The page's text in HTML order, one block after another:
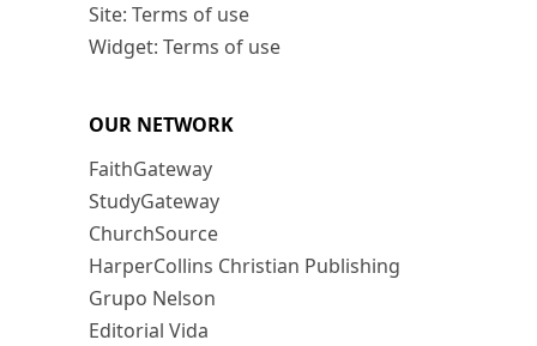
Site: Terms of use
Widget: Terms of use
OUR NETWORK
FaithGateway
StudyGateway
ChurchSource
HarperCollins Christian Publishing
Grupo Nelson
Editorial Vida